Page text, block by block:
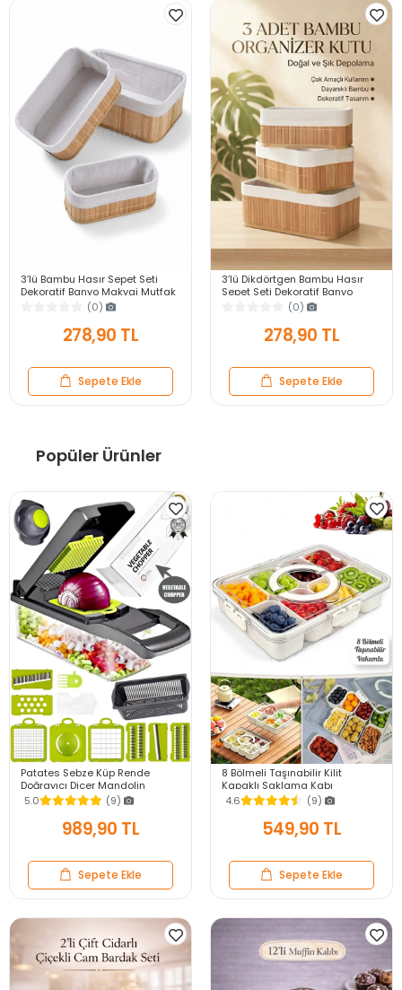
3’lü Bambu Hasır Sepet Seti
Dekoratif Banyo Makyaj Mutfak
Dolap İçi Organizer Sepet Seti
(0)
278,90 TL
Sepete Ekle
3’lü Dikdörtgen Bambu Hasır
Sepet Seti Dekoratif Banyo
Makyaj Mutfak Dolap İçi
Organizer Sepet
(0)
278,90 TL
Sepete Ekle
Popüler Ürünler
Patates Sebze Küp Rende
Doğrayıcı Dicer Mandolin
Dilimleyici Jülyen Kesici
Vegetable Chopper Seti
5.0 (9)
989,90 TL
Sepete Ekle
8 Bölmeli Taşınabilir Kilit
Kapaklı Saklama Kabı
Kahvaltılık Organizer Piknik Seti
Gıda Kutusu
4.6 (9)
549,90 TL
Sepete Ekle